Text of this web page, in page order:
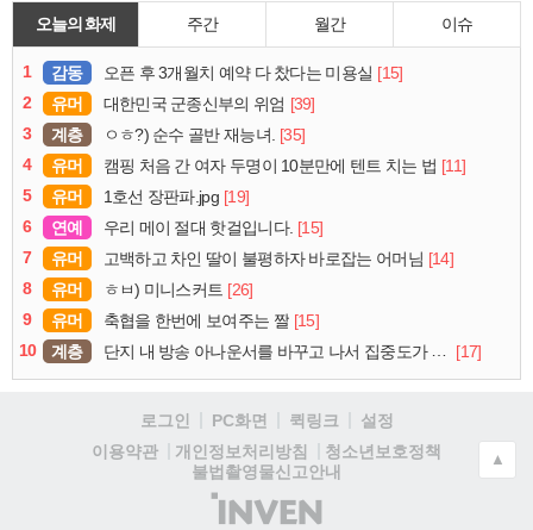
오늘의 화제 주간 월간 이슈
1 감동 오픈 후 3개월치 예약 다 찼다는 미용실 [15]
2
유머 대한민국 군종신부의 위엄 [39]
3
계층 ㅇㅎ?) 순수 골반 재능녀. [35]
4
유머 캠핑 처음 간 여자 두명이 10분만에 텐트 치는 법 [11]
5
유머 1호선 장판파.jpg [19]
6
연예 우리 메이 절대 핫걸입니다. [15]
7
유머 고백하고 차인 딸이 불평하자 바로잡는 어머님 [14]
8
유머 ㅎㅂ) 미니스커트 [26]
9
유머 축협을 한번에 보여주는 짤 [15]
10
계층 단지 내 방송 아나운서를 바꾸고 나서 집중도가 확 올라갔다는 한 아파트의 안내방송 [17]
로그인 PC화면 퀵링크
설정
이용약관
개인정보처리방침
청소년보호정책
불법촬영물신고안내
(주)
▲